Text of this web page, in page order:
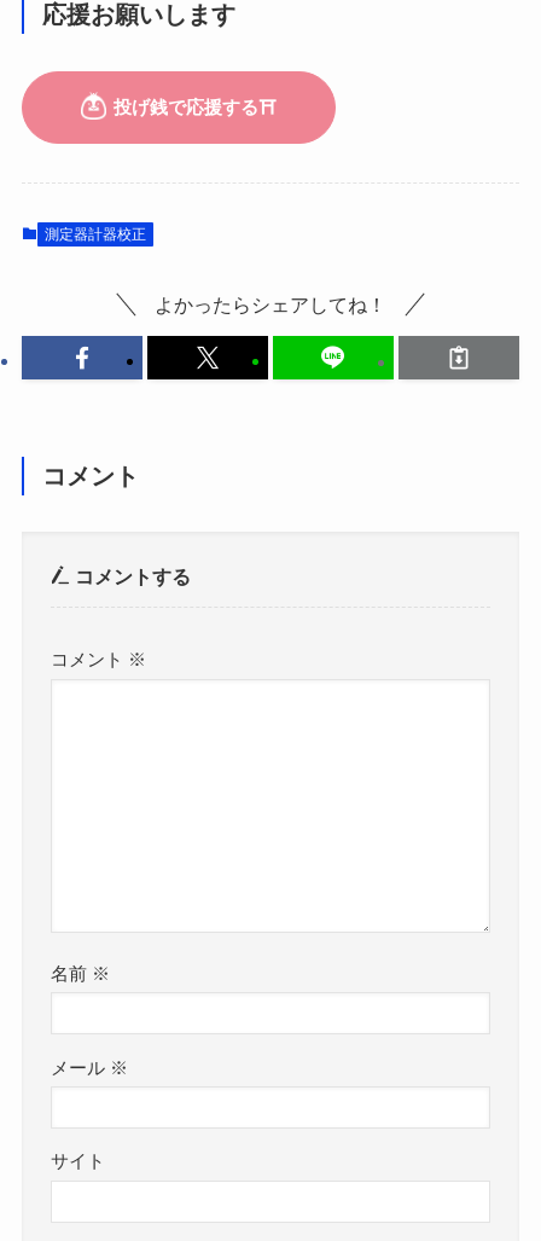
応援お願いします
測定器計器校正
よかったらシェアしてね！
コメント
コメントする
コメント ※
名前 ※
メール ※
サイト